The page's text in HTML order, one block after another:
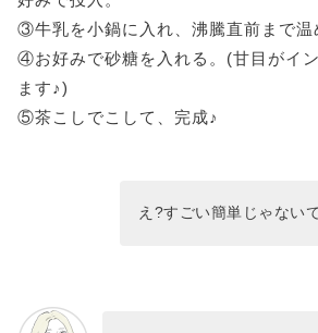
③牛乳を小鍋に入れ、沸騰直前まで温
④お好みで砂糖を入れる。(甘目がイ
ます♪)
⑤茶こしでこして、完成♪
え?すごい簡単じゃない